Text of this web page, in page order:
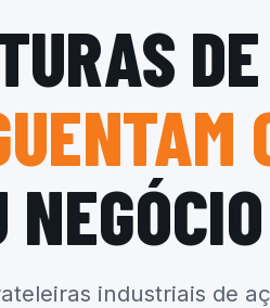
NEGÓCIO
industriais de